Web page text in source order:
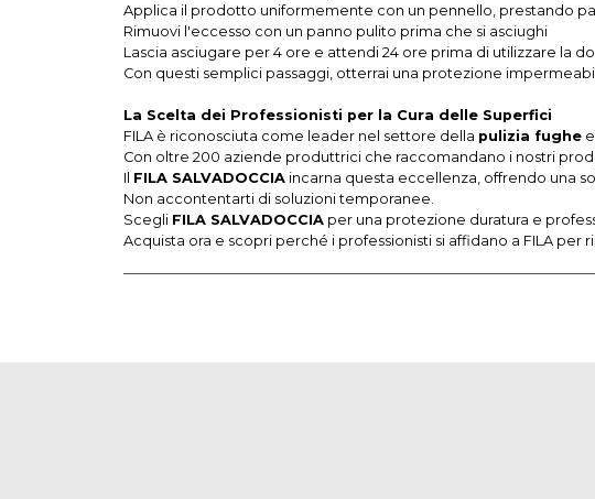
Applica il prodotto uniformemente con un pennello, prestando
Rimuovi l'eccesso con un panno pulito prima che si asciughi
Lascia asciugare per 4 ore e attendi 24 ore prima di utilizzare la
Con questi semplici passaggi, otterrai una protezione
La Scelta dei Professionisti per la Cura delle Superfici
FILA è riconosciuta come leader nel settore della pulizia fughe
Con oltre 200 aziende produttrici che raccomandano i nostri
Il FILA SALVADOCCIA incarna questa eccellenza, offrendo una
Non accontentarti di soluzioni temporanee.
Scegli FILA SALVADOCCIA per una protezione duratura e
Acquista ora e scopri perché i professionisti si affidano a FILA per